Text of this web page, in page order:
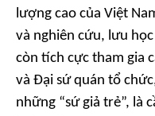
lượng cao của Việt
và nghiên cứu, lưu
còn tích cực tham gia
và Đại sứ quán tổ
những “sứ giả trẻ”, là